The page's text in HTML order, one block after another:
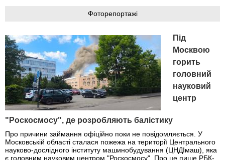
Фоторепортажі
Під
Москвою
горить
головний
науковий
центр
"Роскосмосу", де розробляють балістику
Про причини займання офіційно поки не повідомляється. У
Московській області сталася пожежа на території Центрального
науково-дослідного інституту машинобудування (ЦНДІмаш), яка
є головним науковим центром "Роскосмосу". Про це пише РБК-